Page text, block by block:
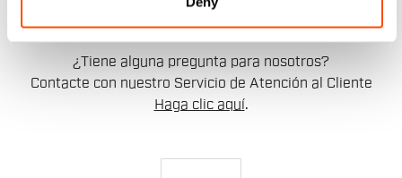
CONTACTO
¿Tiene alguna pregunta para nosotros?
Contacte con nuestro Servicio de Atención al Cliente
Haga clic aquí.